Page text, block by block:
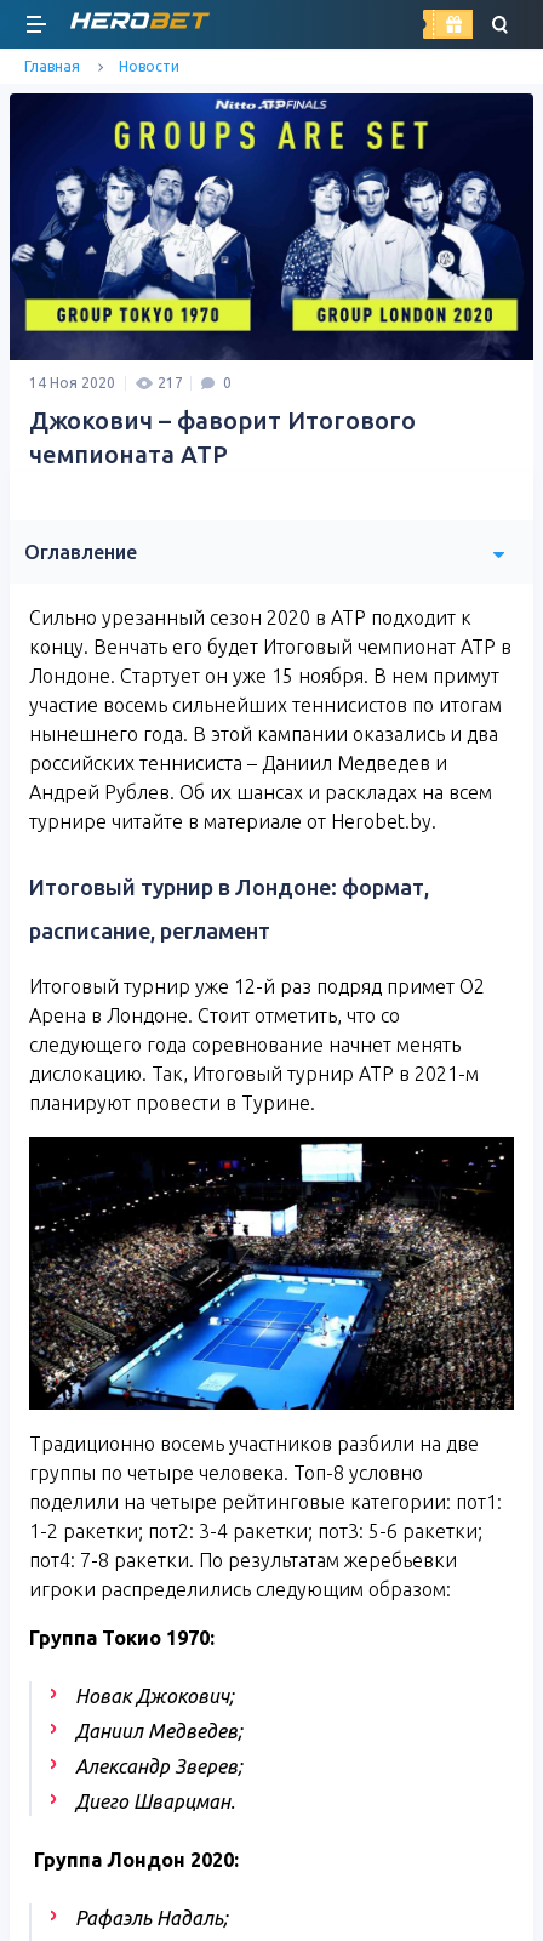
найти
Главная Новости
14 Ноя 2020 217 0
Джокович – фаворит Итогового
чемпионата ATP
Оглавление
Сильно урезанный сезон 2020 в ATP подходит к
концу. Венчать его будет Итоговый чемпионат ATP в
Лондоне. Стартует он уже 15 ноября. В нем примут
участие восемь сильнейших теннисистов по итогам
нынешнего года. В этой кампании оказались и два
российских теннисиста – Даниил Медведев и
Андрей Рублев. Об их шансах и раскладах на всем
турнире читайте в материале от Herobet.by.
Итоговый турнир в Лондоне: формат,
расписание, регламент
Итоговый турнир уже 12-й раз подряд примет O2
Арена в Лондоне. Стоит отметить, что со
следующего года соревнование начнет менять
дислокацию. Так, Итоговый турнир ATP в 2021-м
планируют провести в Турине.
Традиционно восемь участников разбили на две
группы по четыре человека. Топ-8 условно
поделили на четыре рейтинговые категории: пот1:
1-2 ракетки; пот2: 3-4 ракетки; пот3: 5-6 ракетки;
пот4: 7-8 ракетки. По результатам жеребьевки
игроки распределились следующим образом:
Группа Токио 1970:
Новак Джокович;
Даниил Медведев;
Александр Зверев;
Диего Шварцман.
Группа Лондон 2020:
Рафаэль Надаль;